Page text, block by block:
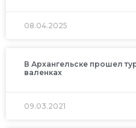
08.04.2025
В Архангельске прошел
валенках
09.03.2021